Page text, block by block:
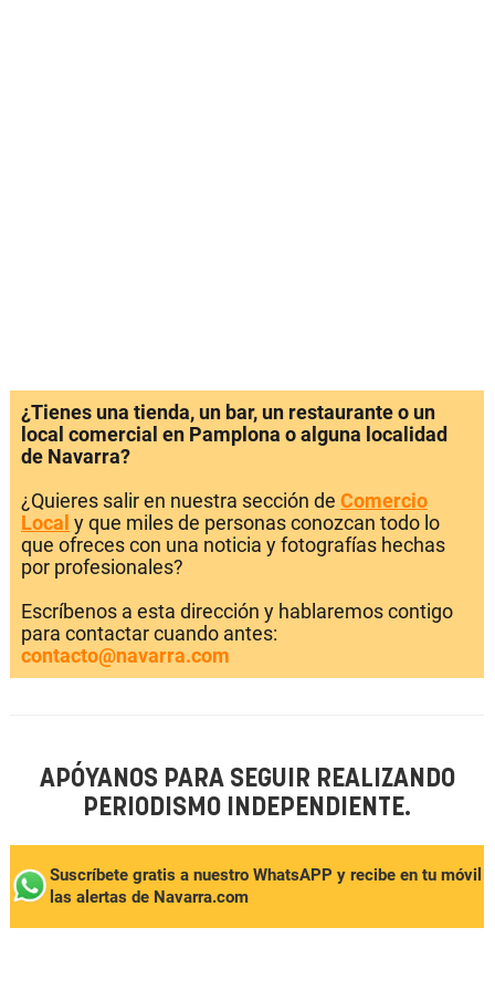
¿Tienes una tienda, un bar, un restaurante o un
local comercial en Pamplona o alguna localidad
de Navarra?
¿Quieres salir en nuestra sección de Comercio
Local y que miles de personas conozcan todo lo
que ofreces con una noticia y fotografías hechas
por profesionales?
Escríbenos a esta dirección y hablaremos contigo
para contactar cuando antes:
contacto@navarra.com
APÓYANOS PARA SEGUIR REALIZANDO
PERIODISMO INDEPENDIENTE.
Suscríbete gratis a nuestro WhatsAPP y recibe en tu móvil
las alertas de Navarra.com